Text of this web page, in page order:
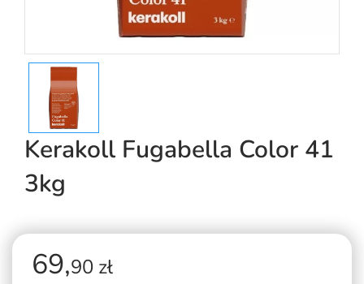
Kerakoll Fugabella Color 41
3kg
69,90 zł